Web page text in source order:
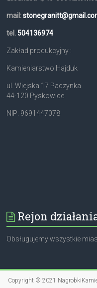
mail:
tel. 504136974
Zakład produkcyjny :
Kamieniarstwo Hajduk
ul. Wiejska 17 Paczynka
44-120 Pyskowice
NIP: 9691447078
Rejon
Obsługujemy wszystkie
Copyright © 2021